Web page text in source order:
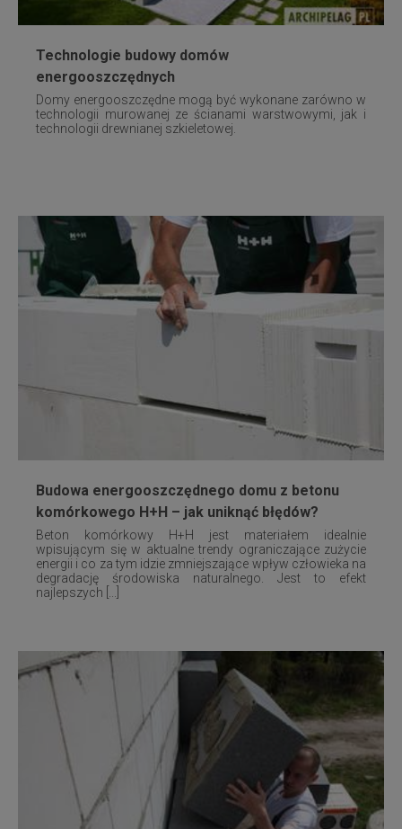
Technologie budowy domów
energooszczędnych
Domy energooszczędne mogą być wykonane zarówno w
technologii murowanej ze ścianami warstwowymi, jak i
technologii drewnianej szkieletowej.
Budowa energooszczędnego domu z betonu
komórkowego H+H – jak uniknąć błędów?
Beton komórkowy H+H jest materiałem idealnie
wpisującym się w aktualne trendy ograniczające zużycie
energii i co za tym idzie zmniejszające wpływ człowieka na
degradację środowiska naturalnego. Jest to efekt
najlepszych [...]